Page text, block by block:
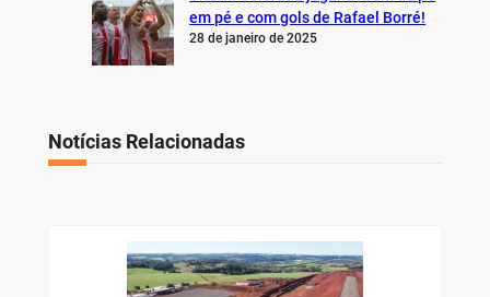
em pé e com gols de Rafael Borré!
28 de janeiro de 2025
Notícias Relacionadas